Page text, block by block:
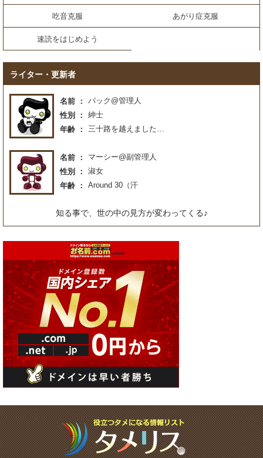
吃音克服 あがり症克服
速読をはじめよう
ライター・更新者
名前
パック@管理人
性別
紳士
年齢
三十路を越えました…
名前
マーシー@副管理人
性別
淑女
年齢
Around 30（汗
知る事で、世の中の見方が変わってくる♪